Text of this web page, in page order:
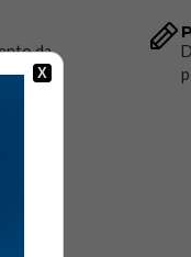
europeia para
1
Equipamento de
da
X